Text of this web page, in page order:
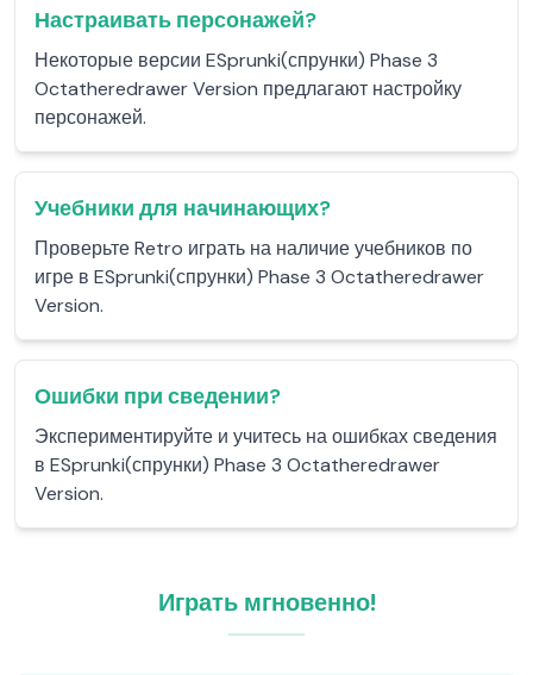
Настраивать персонажей?
Некоторые версии ESprunki(спрунки) Phase 3
Octatheredrawer Version предлагают настройку
персонажей.
Учебники для начинающих?
Проверьте Retro играть на наличие учебников по
игре в ESprunki(спрунки) Phase 3 Octatheredrawer
Version.
Ошибки при сведении?
Экспериментируйте и учитесь на ошибках сведения
в ESprunki(спрунки) Phase 3 Octatheredrawer
Version.
Играть мгновенно!